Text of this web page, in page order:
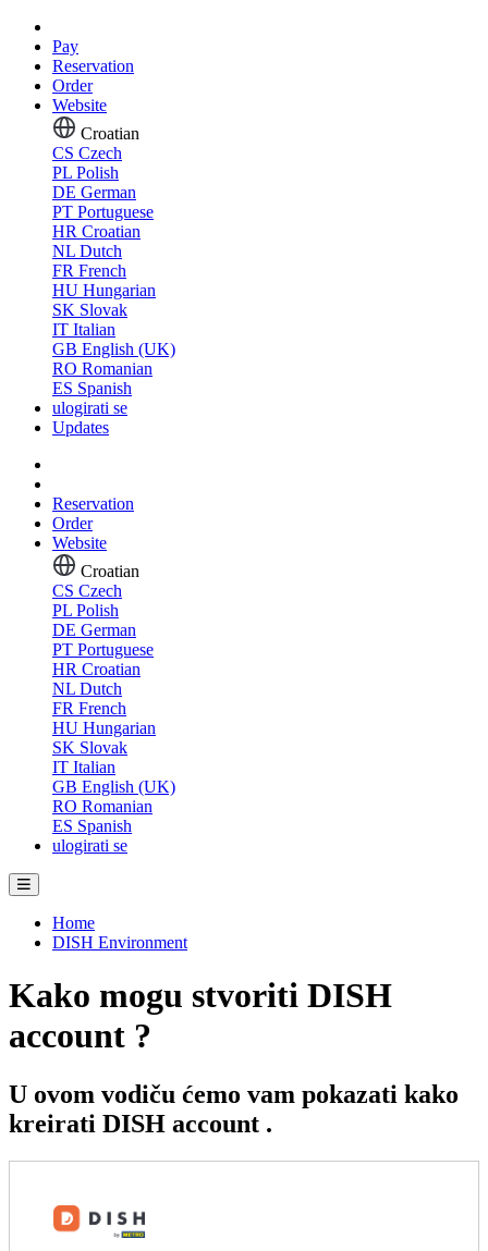
Pay
Reservation
Order
Website
Croatian
CS Czech
PL Polish
DE German
PT Portuguese
HR Croatian
NL Dutch
FR French
HU Hungarian
SK Slovak
IT Italian
GB English (UK)
RO Romanian
ES Spanish
ulogirati se
Updates
Reservation
Order
Website
Croatian
CS Czech
PL Polish
DE German
PT Portuguese
HR Croatian
NL Dutch
FR French
HU Hungarian
SK Slovak
IT Italian
GB English (UK)
RO Romanian
ES Spanish
ulogirati se
Home
DISH Environment
Kako mogu stvoriti DISH
account ?
U ovom vodiču ćemo vam pokazati kako
kreirati DISH account .